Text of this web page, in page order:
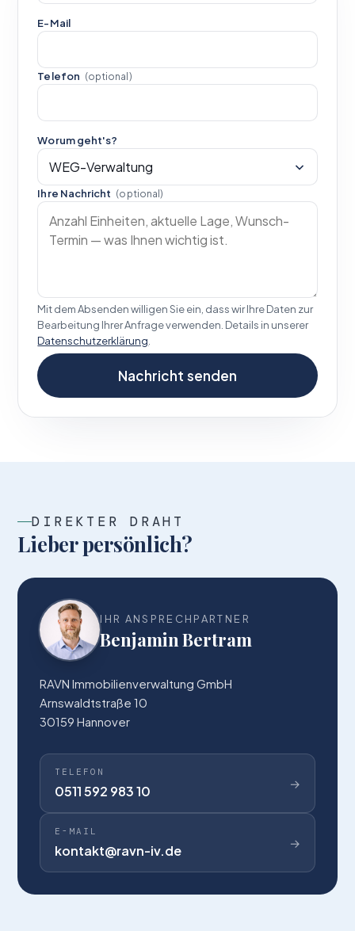
E-Mail
Telefon (optional)
Worum geht's?
Ihre Nachricht (optional)
Mit dem Absenden willigen Sie ein, dass wir Ihre Daten zur
Bearbeitung Ihrer Anfrage verwenden. Details in unserer
Datenschutz­erklärung
Nachricht senden
DIREKTER DRAHT
Lieber persönlich?
IHR ANSPRECH­PARTNER
Benjamin Bertram
RAVN Immobilienverwaltung GmbH
Arnswaldtstraße 10
30159 Hannover
TELEFON
0511 592 983 10 →
E-MAIL
kontakt@ravn-iv.de →